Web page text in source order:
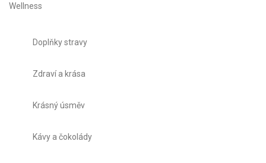
Wellness
Doplňky stravy
Zdraví a krása
Krásný úsměv
Kávy a čokolády